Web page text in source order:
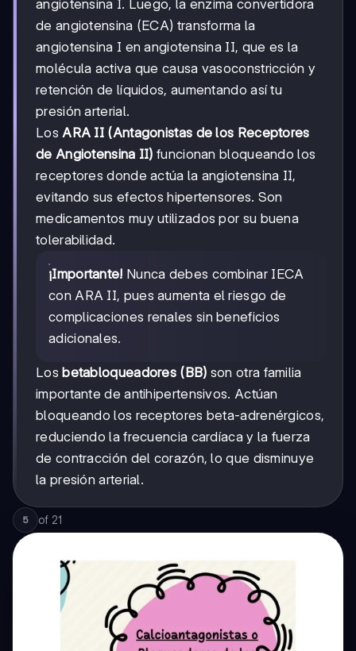
angiotensina I. Luego, la enzima convertidora
de angiotensina (ECA) transforma la
angiotensina I en angiotensina II, que es la
molécula activa que causa vasoconstricción y
retención de líquidos, aumentando así tu
presión arterial.
LosARA II (Antagonistas de los Receptores
de Angiotensina II) funcionan bloqueando los
receptores donde actúa la angiotensina II,
evitando sus efectos hipertensores. Son
medicamentos muy utilizados por su buena
tolerabilidad.
¡Importante! Nunca debes combinar IECA
con ARA II, pues aumenta el riesgo de
complicaciones renales sin beneficios
adicionales.
Los betabloqueadores (BB) son otra familia
importante de antihipertensivos. Actúan
bloqueando los receptores beta-adrenérgicos,
reduciendo la frecuencia cardíaca y la fuerza
de contracción del corazón, lo que disminuye
la presión arterial.
5 of 21